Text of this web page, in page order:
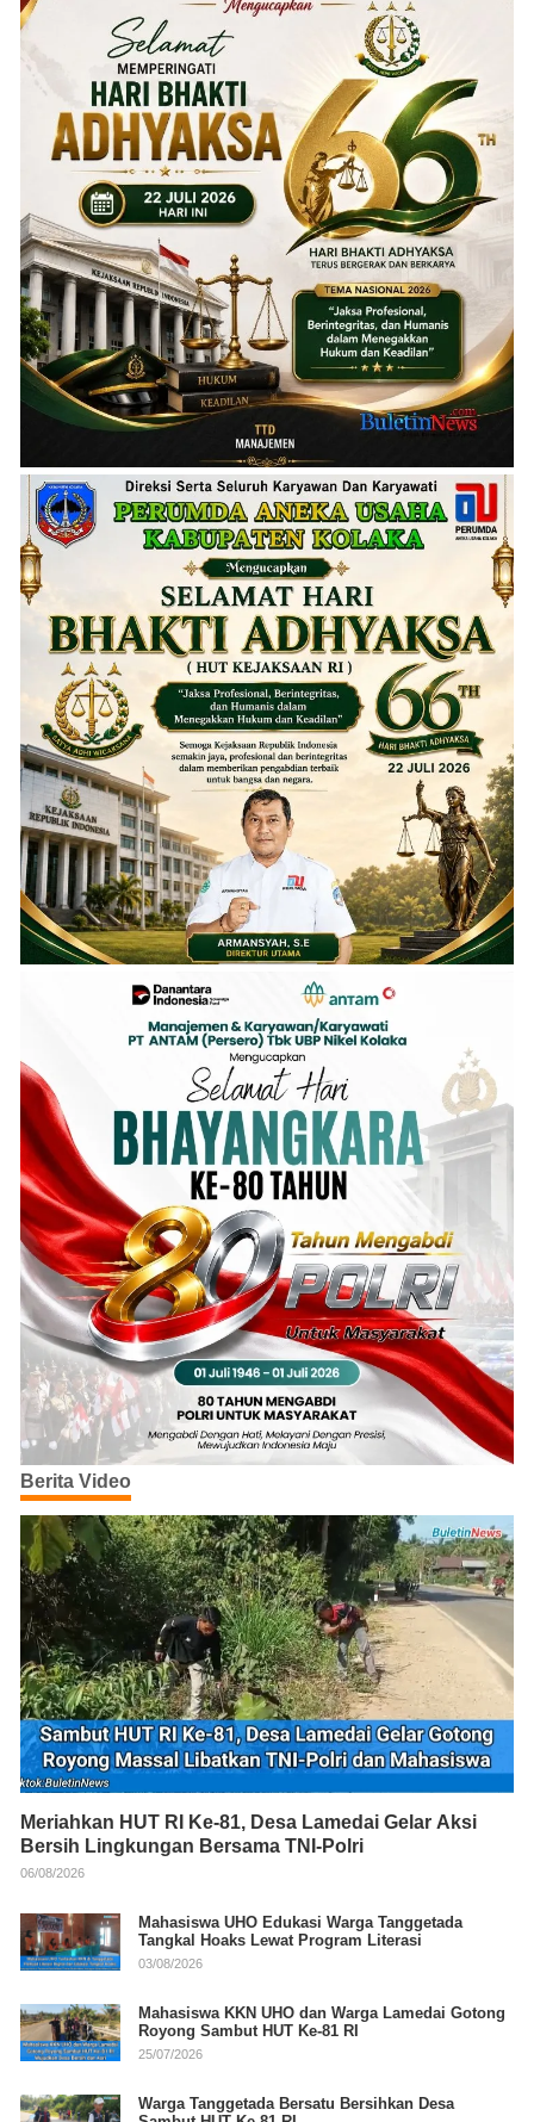
Berita Video
Meriahkan HUT RI Ke-81, Desa Lamedai Gelar Aksi
Bersih Lingkungan Bersama TNI-Polri
06/08/2026
Mahasiswa UHO Edukasi Warga Tanggetada
Tangkal Hoaks Lewat Program Literasi
03/08/2026
Mahasiswa KKN UHO dan Warga Lamedai Gotong
Royong Sambut HUT Ke-81 RI
25/07/2026
Warga Tanggetada Bersatu Bersihkan Desa